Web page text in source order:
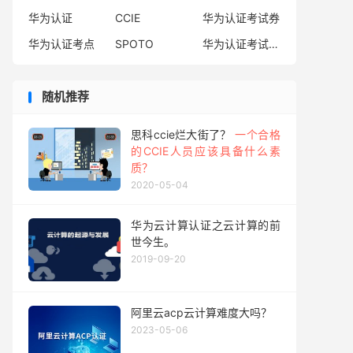
华为认证 CCIE
华为认证考试券
华为认证考点
SPOTO 华为认证考试费用
随机推荐
思科ccie烂大街了？ 一个合格
的CCIE人员应该具备什么素
质？
2020-05-04
华为云计算认证之云计算的前
世今生。
2019-09-20
阿里云acp云计算难度大吗？
2023-05-06